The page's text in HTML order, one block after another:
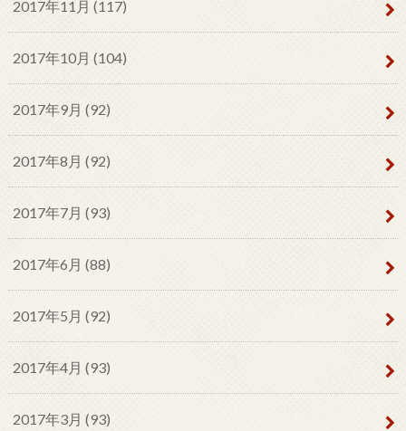
2017年11月 (117)
2017年10月 (104)
2017年9月 (92)
2017年8月 (92)
2017年7月 (93)
2017年6月 (88)
2017年5月 (92)
2017年4月 (93)
2017年3月 (93)